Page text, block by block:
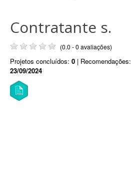
Contratante s.
(0.0 - 0 avaliações)
Projetos concluídos: 0 | Recomendações:
23/09/2024